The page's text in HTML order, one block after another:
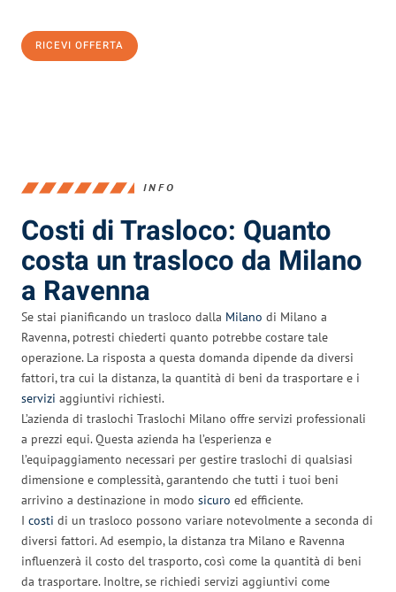
RICEVI OFFERTA
INFO
Costi di Trasloco: Quanto
costa un trasloco da Milano
a Ravenna
Se stai pianificando un trasloco dalla Milano di Milano a
Ravenna, potresti chiederti quanto potrebbe costare tale
operazione. La risposta a questa domanda dipende da diversi
fattori, tra cui la distanza, la quantità di beni da trasportare e i
servizi aggiuntivi richiesti.
L’azienda di traslochi Traslochi Milano offre servizi professionali
a prezzi equi. Questa azienda ha l’esperienza e
l’equipaggiamento necessari per gestire traslochi di qualsiasi
dimensione e complessità, garantendo che tutti i tuoi beni
arrivino a destinazione in modo sicuro ed efficiente.
I costi di un trasloco possono variare notevolmente a seconda di
diversi fattori. Ad esempio, la distanza tra Milano e Ravenna
influenzerà il costo del trasporto, così come la quantità di beni
da trasportare. Inoltre, se richiedi servizi aggiuntivi come